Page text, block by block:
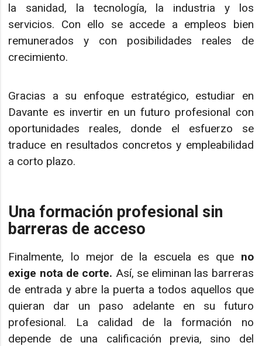
la sanidad, la tecnología, la industria y los
servicios. Con ello se accede a empleos bien
remunerados y con posibilidades reales de
crecimiento.
Gracias a su enfoque estratégico, estudiar en
Davante es invertir en un futuro profesional con
oportunidades reales, donde el esfuerzo se
traduce en resultados concretos y empleabilidad
a corto plazo.
Una formación profesional sin
barreras de acceso
Finalmente, lo mejor de la escuela es que no
exige nota de corte. Así, se eliminan las barreras
de entrada y abre la puerta a todos aquellos que
quieran dar un paso adelante en su futuro
profesional. La calidad de la formación no
depende de una calificación previa, sino del